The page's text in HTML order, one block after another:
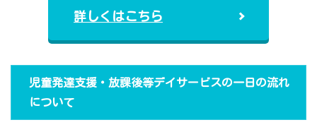
詳しくはこちら
児童発達支援・放課後等デイサービスの一日の流れ
について